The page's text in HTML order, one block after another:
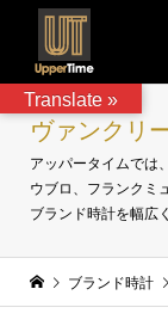
ヴァンクリ
アッパータイムでは
ウブロ、フランクミ
ブランド時計を幅広
ブランド時計
Translate »